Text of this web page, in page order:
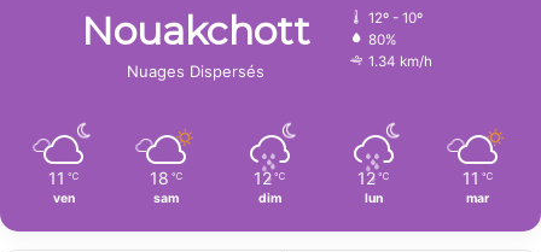
Nouakchott
Nuages Dispersés
12º - 10º
80%
1.34 km/h
11 ℃
ven
18 ℃
sam
12 ℃
dim
12 ℃
lun
11 ℃
mar